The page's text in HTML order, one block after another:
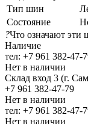
Тип шин
Состояние
?Что означают эти
Наличие
тел: +7 961 382-47-
Нет в наличии
Склад вход 3 (г.
+7 961 382-47-79
Нет в наличии
тел: +7 961 382-47-
Нет в наличии